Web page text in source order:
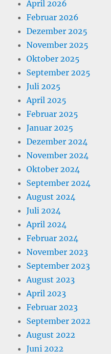
April 2026
Februar 2026
Dezember 2025
November 2025
Oktober 2025
September 2025
Juli 2025
April 2025
Februar 2025
Januar 2025
Dezember 2024
November 2024
Oktober 2024
September 2024
August 2024
Juli 2024
April 2024
Februar 2024
November 2023
September 2023
August 2023
April 2023
Februar 2023
September 2022
August 2022
Juni 2022